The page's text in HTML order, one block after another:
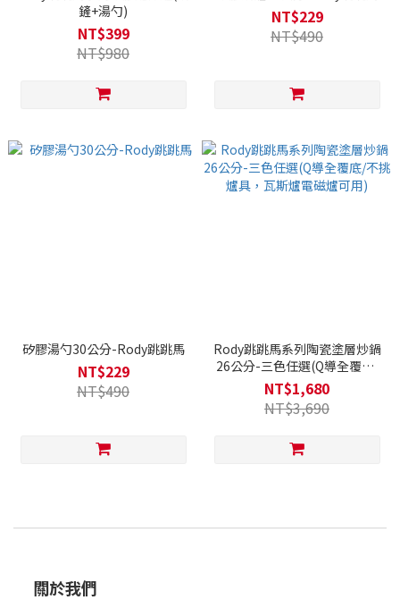
鏟+湯勺)
NT$399
NT$980
NT$229
NT$490
矽膠湯勺30公分-Rody跳跳馬
NT$229
NT$490
Rody跳跳馬系列陶瓷塗層炒鍋
26公分-三色任選(Q導全覆底/
不挑爐具，瓦斯爐電磁爐可用)
NT$1,680
NT$3,690
關於我們